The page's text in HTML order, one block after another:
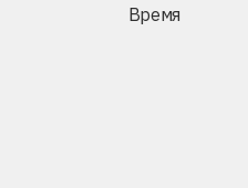
Время